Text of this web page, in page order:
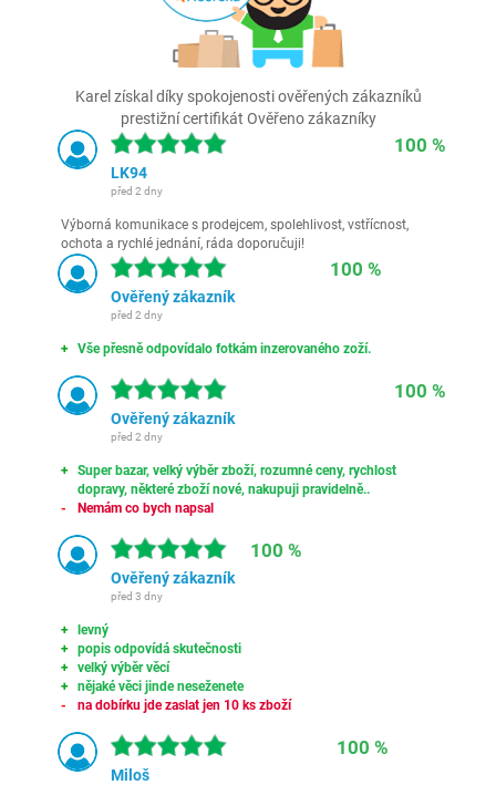
Karel získal díky spokojenosti ověřených zákazníků
prestižní certifikát Ověřeno zákazníky
100 %
LK94
před 2 dny
Výborná komunikace s prodejcem, spolehlivost, vstřícnost,
ochota a rychlé jednání, ráda doporučuji!
100 %
Ověřený zákazník
před 2 dny
Vše přesně odpovídalo fotkám inzerovaného zoží.
100 %
Ověřený zákazník
před 2 dny
Super bazar, velký výběr zboží, rozumné ceny, rychlost
dopravy, některé zboží nové, nakupuji pravidelně..
Nemám co bych napsal
100 %
Ověřený zákazník
před 3 dny
levný
popis odpovídá skutečnosti
velký výběr věcí
nějaké věci jinde neseženete
na dobírku jde zaslat jen 10 ks zboží
100 %
Miloš